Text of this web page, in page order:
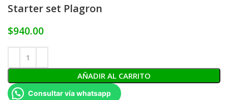
Starter set Plagron
$940.00
AÑADIR AL CARRITO
Consultar vía whatsapp